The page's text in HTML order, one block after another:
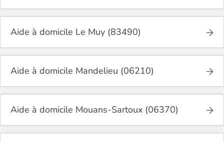
Aide à domicile Le Muy (83490)
Aide à domicile Mandelieu (06210)
Aide à domicile Mouans-Sartoux (06370)